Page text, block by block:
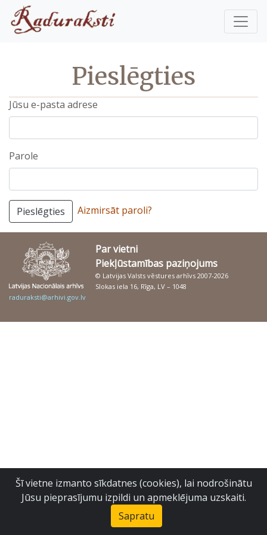
Pieslēgties
Jūsu e-pasta adrese
Parole
Pieslēgties Aizmirsāt paroli?
Par vietni
Piekļūstamības paziņojums
© Latvijas Valsts vēstures arhīvs 2007-2026
Slokas iela 16, Rīga, LV – 1048
raduraksti@arhivi.gov.lv
Šī vietne izmanto sīkdatnes (cookies), lai nodrošinātu
Jūsu pieprasījumu izpildi un apmeklējuma uzskaiti.
Sapratu